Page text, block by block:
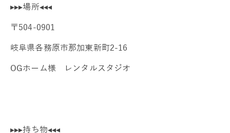
▸▸▸場所◂◂◂
〒504-0901
岐阜県各務原市那加東新町2-16
OGホーム様 レンタルスタジオ
▸▸▸持ち物◂◂◂